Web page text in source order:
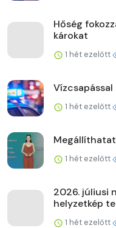
Hőség
károkat
1 hét ezelőtt
Vízcsapással
1 hét ezelőtt
1 hét ezelőtt
2026. júliusi
helyzetkép
1 hét ezelőtt